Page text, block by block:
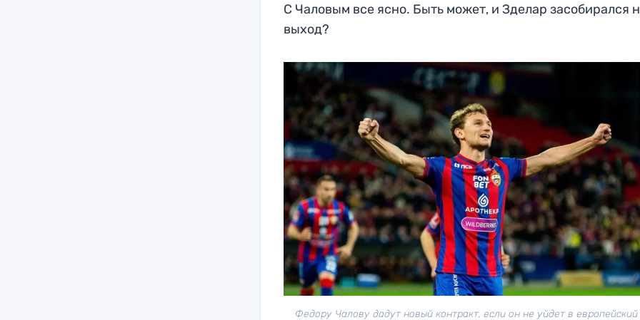
С Чаловым все ясно. Быть может, и Зделар засобирался
выход?
Федору Чалову дадут новый контракт, если он не уйдет в европейский